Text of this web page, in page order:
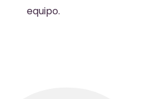
equipo.